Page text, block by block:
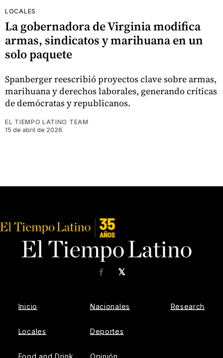
LOCALES
La gobernadora de Virginia modifica
armas, sindicatos y marihuana en un
solo paquete
Spanberger reescribió proyectos clave sobre armas,
marihuana y derechos laborales, generando críticas
de demócratas y republicanos.
EL TIEMPO LATINO TEAM
15 de abril de 2026
𝕏
Facebook
Inicio
Locales
Food and Drink
Nacionales
Deportes
Opinión
Research